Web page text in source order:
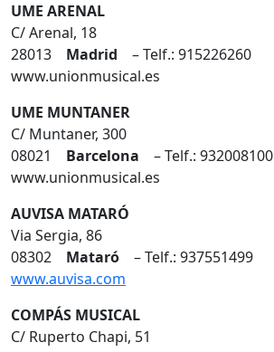
UME ARENAL
C/ Arenal, 18
28013 Madrid – Telf.: 915226260
www.unionmusical.es
UME MUNTANER
C/ Muntaner, 300
08021 Barcelona – Telf.: 932008100
www.unionmusical.es
AUVISA MATARÓ
Via Sergia, 86
08302 Mataró – Telf.: 937551499
www.auvisa.com
COMPÁS MUSICAL
C/ Ruperto Chapi, 51